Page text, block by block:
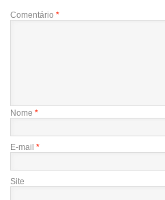
Comentário *
Nome *
E-mail *
Site